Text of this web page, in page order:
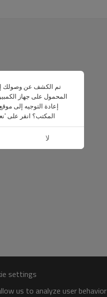
settings
us to analyze user
تم الكشف عن وصولك
المحمول على جهاز
إعادة التوجيه إلى
المكتب؟ انقر على
لا